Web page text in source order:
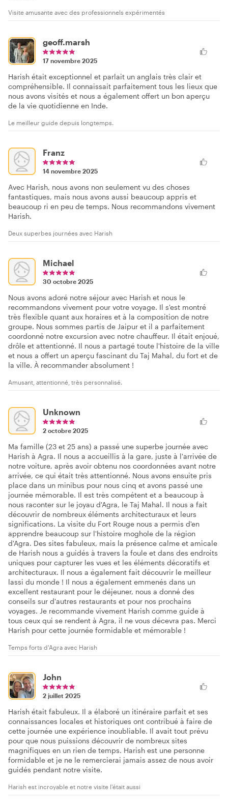
Visite amusante avec des professionnels expérimentés
geoff.marsh
17 novembre 2025
Harish était exceptionnel et parlait un anglais très clair et
compréhensible. Il connaissait parfaitement tous les lieux que
nous avons visités et nous a également offert un bon aperçu
de la vie quotidienne en Inde.
Le meilleur guide depuis longtemps.
Franz
14 novembre 2025
Avec Harish, nous avons non seulement vu des choses
fantastiques, mais nous avons aussi beaucoup appris et
beaucoup ri en peu de temps. Nous recommandons vivement
Harish.
Deux superbes journées avec Harish
Michael
30 octobre 2025
Nous avons adoré notre séjour avec Harish et nous le
recommandons vivement pour votre voyage. Il s'est montré
très flexible quant aux horaires et à la composition de notre
groupe. Nous sommes partis de Jaipur et il a parfaitement
coordonné notre excursion avec notre chauffeur. Il était enjoué,
drôle et attentionné. Il nous a partagé toute l'histoire de la ville
et nous a offert un aperçu fascinant du Taj Mahal, du fort et de
la ville. À recommander absolument !
Amusant, attentionné, très personnalisé.
Unknown
2 octobre 2025
Ma famille (23 et 25 ans) a passé une superbe journée avec
Harish à Agra. Il nous a accueillis à la gare, juste à l'arrivée de
notre voiture, après avoir obtenu nos coordonnées avant notre
arrivée, ce qui était très attentionné. Nous avons ensuite pris
place dans un minibus pour nous cinq et avons passé une
journée mémorable. Il est très compétent et a beaucoup à
nous raconter sur le joyau d'Agra, le Taj Mahal. Il nous a fait
découvrir de nombreux éléments architecturaux et leurs
significations. La visite du Fort Rouge nous a permis d'en
apprendre beaucoup sur l'histoire moghole de la région
d'Agra. Des sites fabuleux, mais la présence calme et amicale
de Harish nous a guidés à travers la foule et dans des endroits
uniques pour capturer les vues et les éléments décoratifs et
architecturaux. Il nous a également fait découvrir le meilleur
lassi du monde ! Il nous a également emmenés dans un
excellent restaurant pour le déjeuner, nous a donné des
conseils sur d'autres restaurants et pour nos prochains
voyages. Je recommande vivement Harish comme guide à
tous ceux qui se rendent à Agra, il ne vous décevra pas. Merci
Harish pour cette journée formidable et mémorable !
Temps forts d'Agra avec Harish
John
2 juillet 2025
Harish était fabuleux. Il a élaboré un itinéraire parfait et ses
connaissances locales et historiques ont contribué à faire de
cette journée une expérience inoubliable. Il avait tout prévu
pour que nous puissions découvrir de nombreux sites
magnifiques en un rien de temps. Harish est une personne
formidable et je ne le remercierai jamais assez de nous avoir
guidés pendant notre visite.
Harish est incroyable et notre visite l'était aussi